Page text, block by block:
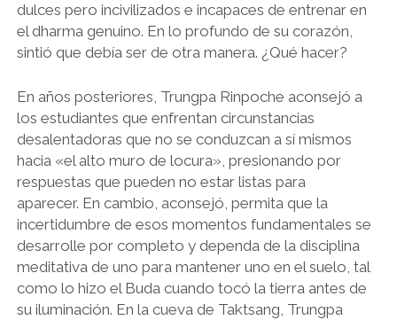
dulces pero incivilizados e incapaces de entrenar en
el dharma genuino. En lo profundo de su corazón,
sintió que debía ser de otra manera. ¿Qué hacer?
En años posteriores, Trungpa Rinpoche aconsejó a
los estudiantes que enfrentan circunstancias
desalentadoras que no se conduzcan a sí mismos
hacia «el alto muro de locura», presionando por
respuestas que pueden no estar listas para
aparecer. En cambio, aconsejó, permita que la
incertidumbre de esos momentos fundamentales se
desarrolle por completo y dependa de la disciplina
meditativa de uno para mantener uno en el suelo, tal
como lo hizo el Buda cuando tocó la tierra antes de
su iluminación. En la cueva de Taktsang, Trungpa